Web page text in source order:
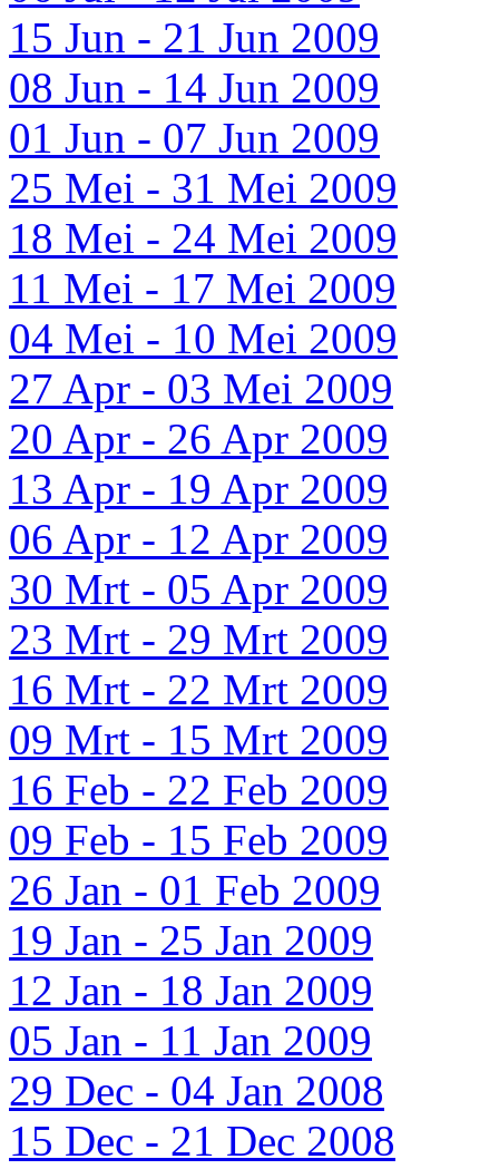
15 Jun - 21 Jun 2009
08 Jun - 14 Jun 2009
01 Jun - 07 Jun 2009
25 Mei - 31 Mei 2009
18 Mei - 24 Mei 2009
11 Mei - 17 Mei 2009
04 Mei - 10 Mei 2009
27 Apr - 03 Mei 2009
20 Apr - 26 Apr 2009
13 Apr - 19 Apr 2009
06 Apr - 12 Apr 2009
30 Mrt - 05 Apr 2009
23 Mrt - 29 Mrt 2009
16 Mrt - 22 Mrt 2009
09 Mrt - 15 Mrt 2009
16 Feb - 22 Feb 2009
09 Feb - 15 Feb 2009
26 Jan - 01 Feb 2009
19 Jan - 25 Jan 2009
12 Jan - 18 Jan 2009
05 Jan - 11 Jan 2009
29 Dec - 04 Jan 2008
15 Dec - 21 Dec 2008